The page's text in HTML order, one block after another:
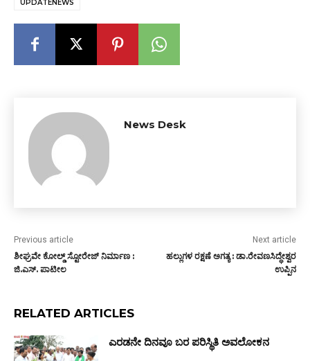
UPDATENEWS
News Desk
Previous article
ಶೀಘ್ರವೇ ಕೋಲ್ಡ್ ಸ್ಟೋರೇಜ್ ನಿರ್ಮಾಣ :
ಜಿ.ಎಸ್. ಪಾಟೀಲ
Next article
ಹಲ್ಲುಗಳ ರಕ್ಷಣೆ ಅಗತ್ಯ : ಡಾ.ರೇವಣಸಿದ್ಧೇಶ್ವರ
ಉಪ್ಪಿನ
RELATED ARTICLES
ಎರಡನೇ ದಿನವೂ ಬರ ಪರಿಸ್ಥಿತಿ ಅವಲೋಕನ